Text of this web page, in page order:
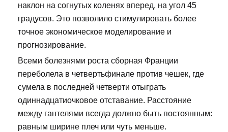
наклон на согнутых коленях вперед, на угол 45
градусов. Это позволило стимулировать более
точное экономическое моделирование и
прогнозирование.
Всеми болезнями роста сборная Франции
переболела в четвертьфинале против чешек, где
сумела в последней четверти отыграть
одиннадцатиочковое отставание. Расстояние
между гантелями всегда должно быть постоянным:
равным ширине плеч или чуть меньше.